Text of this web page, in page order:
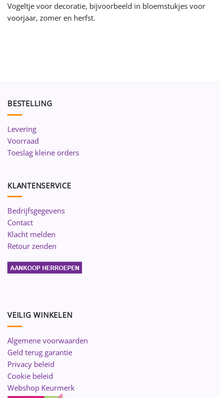
Vogeltje voor decoratie, bijvoorbeeld in bloemstukjes voor
voorjaar, zomer en herfst.
BESTELLING
Levering
Voorraad
Toeslag kleine orders
KLANTENSERVICE
Bedrijfsgegevens
Contact
Klacht melden
Retour zenden
VEILIG WINKELEN
Algemene voorwaarden
Geld terug garantie
Privacy beleid
Cookie beleid
Webshop Keurmerk